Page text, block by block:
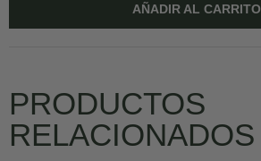
AÑADIR AL CARRITO
PRODUCTOS
RELACIONADOS